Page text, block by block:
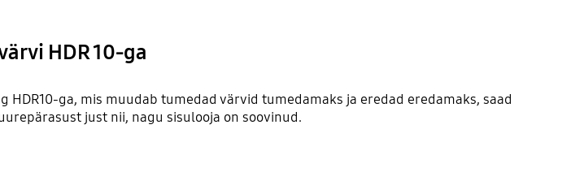
HDR 10-ga
ga, mis muudab tumedad värvid tumedamaks ja eredad eredamaks, saad
just nii, nagu sisulooja on soovinud.